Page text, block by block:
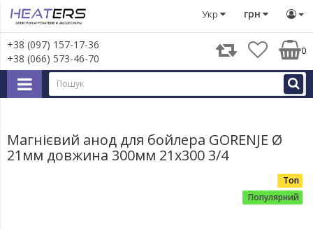
грн
Укр
+38 (097) 157-17-36
+38 (066) 573-46-70
0
Запчастини для великої побутової техніки Запчастини
Магнієвий анод для бойлера GORENJE ‎Ø‎
21мм довжина 300мм 21х300 3/4
Топ
Популярний